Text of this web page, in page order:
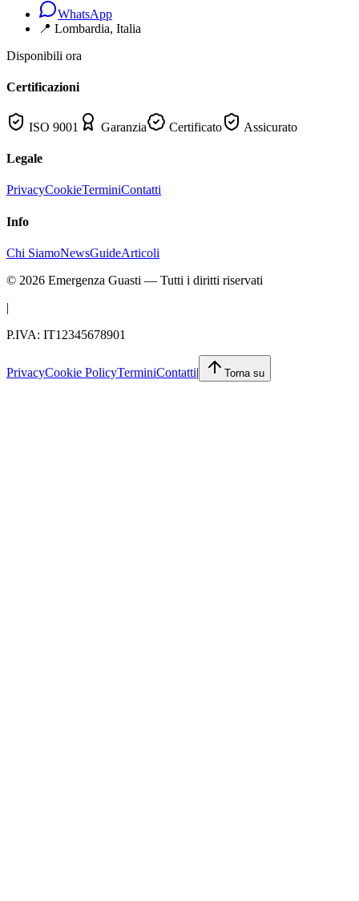
WhatsApp
📍 Lombardia, Italia
Disponibili ora
Certificazioni
ISO 9001 Garanzia Certificato Assicurato
Legale
PrivacyCookieTerminiContatti
Info
Chi SiamoNewsGuideArticoli
© 2026 Emergenza Guasti — Tutti i diritti riservati
|
P.IVA: IT12345678901
PrivacyCookie PolicyTerminiContatti| Torna su